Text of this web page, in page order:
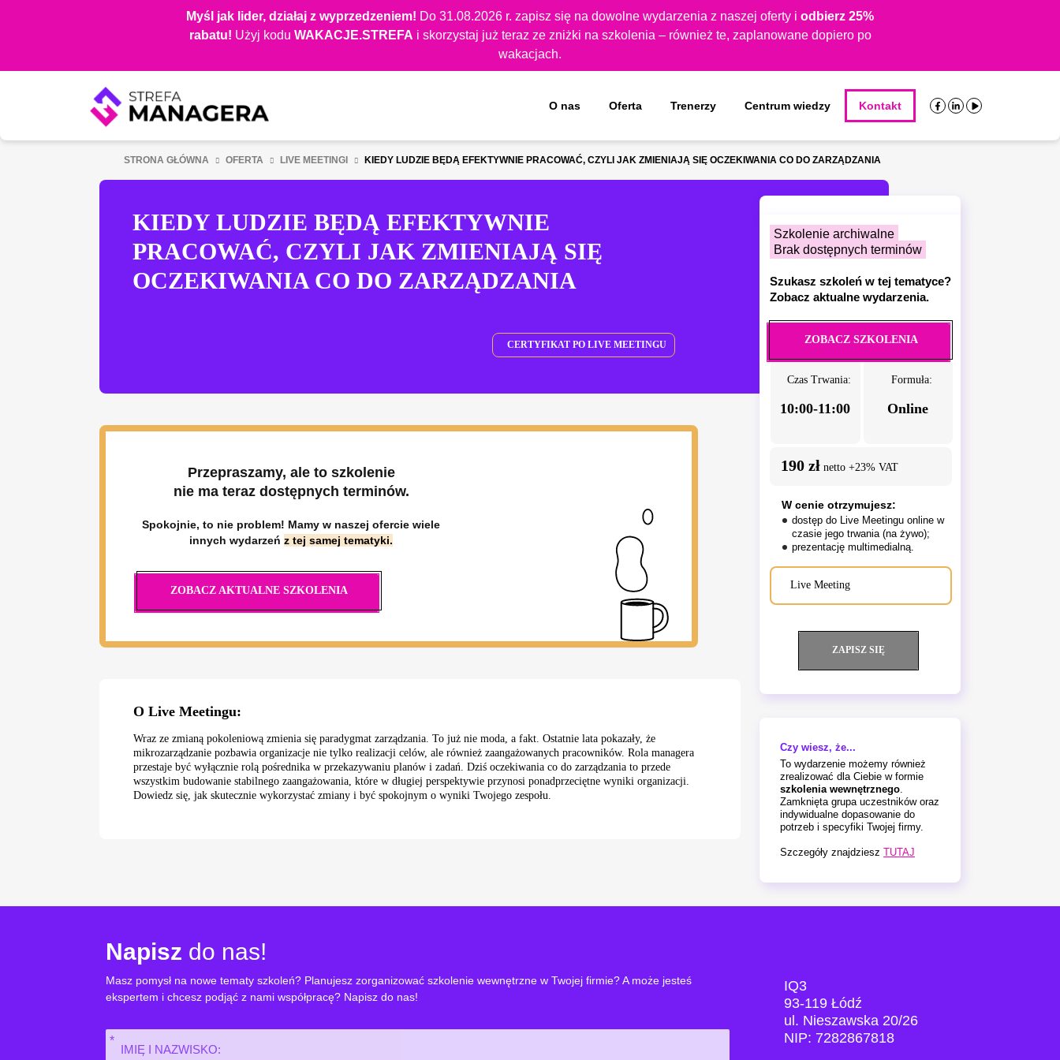
Myśl jak lider, działaj z wyprzedzeniem! Do 31.08.2026 r. zapisz się na dowolne wydarzenia z naszej oferty i odbierz 25%
rabatu! Użyj kodu WAKACJE.STREFA i skorzystaj już teraz ze zniżki na szkolenia – również te, zaplanowane dopiero po
wakacjach.
O nas Oferta Trenerzy Centrum wiedzy Kontakt
STRONA GŁÓWNA OFERTA LIVE MEETINGI KIEDY LUDZIE BĘDĄ EFEKTYWNIE PRACOWAĆ, CZYLI JAK ZMIENIAJĄ SIĘ OCZEKIWANIA CO DO ZARZĄDZANIA
KIEDY LUDZIE BĘDĄ EFEKTYWNIE
PRACOWAĆ, CZYLI JAK ZMIENIAJĄ SIĘ
OCZEKIWANIA CO DO ZARZĄDZANIA
CERTYFIKAT PO LIVE MEETINGU
Szkolenie archiwalne
Brak dostępnych terminów
Szukasz szkoleń w tej tematyce?
Zobacz aktualne wydarzenia.
ZOBACZ SZKOLENIA
Czas Trwania:
10:00-11:00
Formuła:
Online
190 zł netto +23% VAT
W cenie otrzymujesz:
dostęp do Live Meetingu online w
czasie jego trwania (na żywo);
prezentację multimedialną.
Live Meeting
ZAPISZ SIĘ
Czy wiesz, że...
To wydarzenie możemy również
zrealizować dla Ciebie w formie
szkolenia wewnętrznego.
Zamknięta grupa uczestników oraz
indywidualne dopasowanie do
potrzeb i specyfiki Twojej firmy.
Szczegóły znajdziesz TUTAJ
Przepraszamy, ale to szkolenie
nie ma teraz dostępnych terminów.
Spokojnie, to nie problem! Mamy w naszej ofercie wiele
innych wydarzeń z tej samej tematyki.
ZOBACZ AKTUALNE SZKOLENIA
O Live Meetingu:
Wraz ze zmianą pokoleniową zmienia się paradygmat zarządzania. To już nie moda, a fakt. Ostatnie lata pokazały, że
mikrozarządzanie pozbawia organizacje nie tylko realizacji celów, ale również zaangażowanych pracowników. Rola managera
przestaje być wyłącznie rolą pośrednika w przekazywaniu planów i zadań. Dziś oczekiwania co do zarządzania to przede
wszystkim budowanie stabilnego zaangażowania, które w długiej perspektywie przynosi ponadprzeciętne wyniki organizacji.
Dowiedz się, jak skutecznie wykorzystać zmiany i być spokojnym o wyniki Twojego zespołu.
Napisz do nas!
Masz pomysł na nowe tematy szkoleń? Planujesz zorganizować szkolenie wewnętrzne w Twojej firmie? A może jesteś
ekspertem i chcesz podjąć z nami współpracę? Napisz do nas!
Imię
IQ3
93-119 Łódź
ul. Nieszawska 20/26
NIP: 7282867818